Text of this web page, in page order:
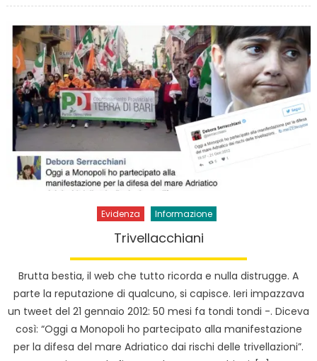
Evidenza Informazione
Trivellacchiani
Brutta bestia, il web che tutto ricorda e nulla distrugge. A
parte la reputazione di qualcuno, si capisce. Ieri impazzava
un tweet del 21 gennaio 2012: 50 mesi fa tondi tondi -. Diceva
così: “Oggi a Monopoli ho partecipato alla manifestazione
per la difesa del mare Adriatico dai rischi delle trivellazioni”.